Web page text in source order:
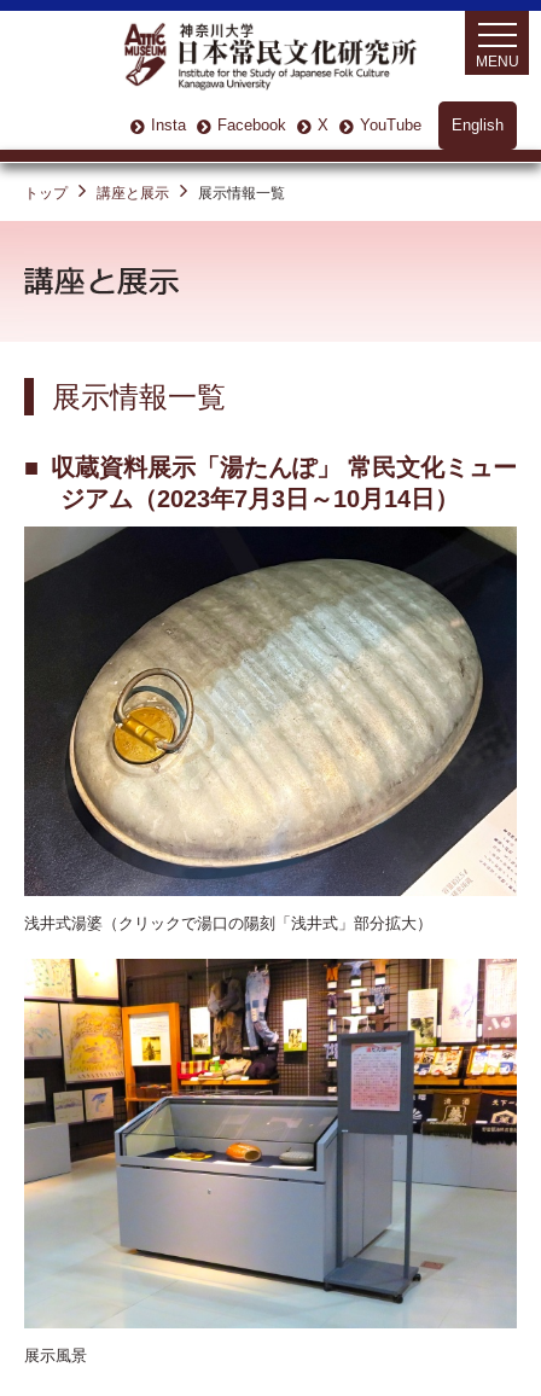
English
Insta Facebook X YouTube
MENU
トップ 講座と展示 展示情報一覧
展示情報一覧
収蔵資料展示「湯たんぽ」 常民文化ミュー
ジアム（2023年7月3日～10月14日）
浅井式湯婆（クリックで湯口の陽刻「浅井式」部分拡大）
展示風景